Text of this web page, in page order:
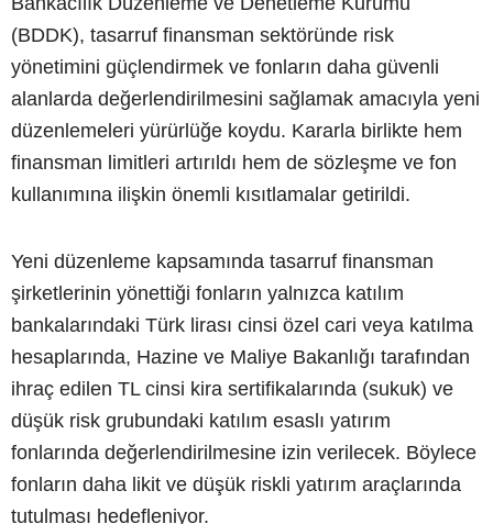
(BDDK), tasarruf finansman sektöründe risk
yönetimini güçlendirmek ve fonların daha güvenli
alanlarda değerlendirilmesini sağlamak amacıyla yeni
düzenlemeleri yürürlüğe koydu. Kararla birlikte hem
finansman limitleri artırıldı hem de sözleşme ve fon
kullanımına ilişkin önemli kısıtlamalar getirildi.
Yeni düzenleme kapsamında tasarruf finansman
şirketlerinin yönettiği fonların yalnızca katılım
bankalarındaki Türk lirası cinsi özel cari veya katılma
hesaplarında, Hazine ve Maliye Bakanlığı tarafından
ihraç edilen TL cinsi kira sertifikalarında (sukuk) ve
düşük risk grubundaki katılım esaslı yatırım
fonlarında değerlendirilmesine izin verilecek. Böylece
fonların daha likit ve düşük riskli yatırım araçlarında
tutulması hedefleniyor.